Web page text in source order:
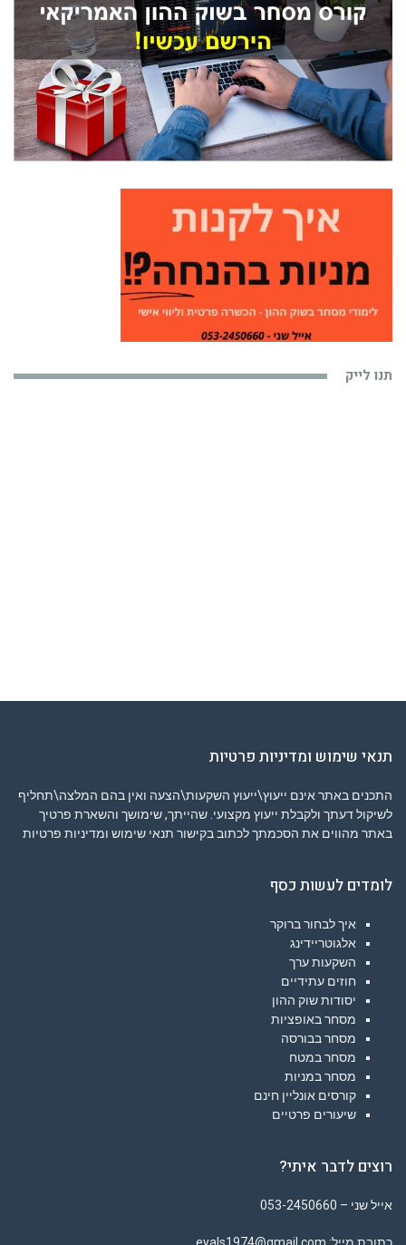
תנו לייק
תנאי שימוש ומדיניות פרטיות
התכנים באתר אינם ייעוץ\ייעוץ השקעות\הצעה ואין בהם המלצה\תחליף
לשיקול דעתך ולקבלת ייעוץ מקצועי. שהייתך, שימושך והשארת פרטיך
באתר מהווים את הסכמתך לכתוב בקישור תנאי שימוש ומדיניות פרטיות
לומדים לעשות כסף
איך לבחור ברוקר
אלגוטריידינג
השקעות ערך
חוזים עתידיים
יסודות שוק ההון
מסחר באופציות
מסחר בבורסה
מסחר במטח
מסחר במניות
קורסים אונליין חינם
שיעורים פרטיים
רוצים לדבר איתי?
אייל שני – 053-2450660